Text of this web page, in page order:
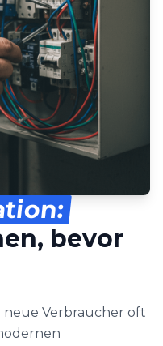
bevor
Verbraucher oft